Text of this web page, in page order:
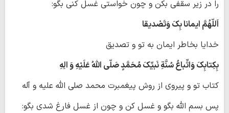
را در زیر سقفی بکن و چون خواستی غسل کنی بگو:
اَللّهُمَّ ایمانا بِکَ وَتَصْدیقا
خدایا بخاطر ایمان به تو و تصدیق
بِکِتابِکَ وَاتِّباعُ سُنَّةِ نَبیِّکَ مُحَمَّدٍ صَلّی اللّهُ عَلَیْهِ وَ الِهِ
کتاب تو و پیروی از روش پیغمبرت محمد صلی اللّه علیه و آله
پس بسم اللّه بگو و غسل کن و چون از غسل فارغ شدی بگو: